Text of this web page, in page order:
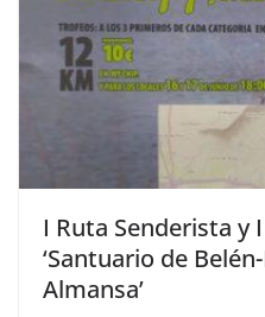
I Ruta Senderista y
‘Santuario de
Almansa’